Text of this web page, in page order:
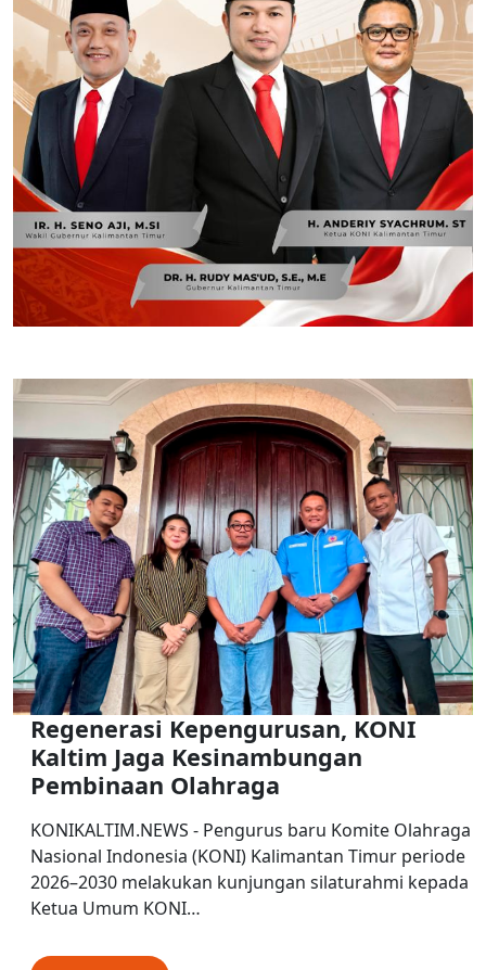
Regenerasi Kepengurusan, KONI
Kaltim Jaga Kesinambungan
Pembinaan Olahraga
KONIKALTIM.NEWS - Pengurus baru Komite Olahraga
Nasional Indonesia (KONI) Kalimantan Timur periode
2026–2030 melakukan kunjungan silaturahmi kepada
Ketua Umum KONI…